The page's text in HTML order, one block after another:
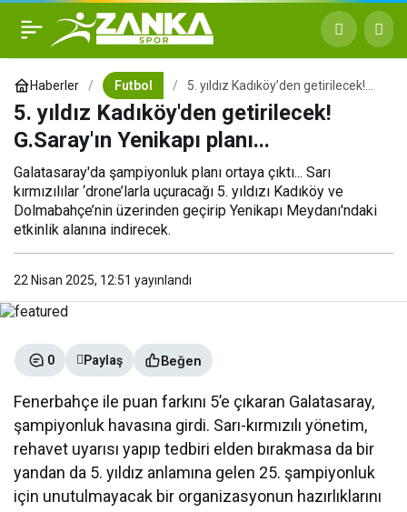
Haberler Futbol
5. yıldız Kadıköy’den getirilecek!
5. yıldız Kadıköy'den getirilecek!
G.Saray'ın Yenikapı planı...
Galatasaray'da şampiyonluk planı ortaya çıktı... Sarı
kırmızılılar ‘drone’larla uçuracağı 5. yıldızı Kadıköy ve
Dolmabahçe’nin üzerinden geçirip Yenikapı Meydanı'ndaki
etkinlik alanına indirecek.
22 Nisan 2025, 12:51 yayınlandı
0 Paylaş Beğen
Fenerbahçe ile puan farkını 5’e çıkaran Galatasaray,
şampiyonluk havasına girdi. Sarı-kırmızılı yönetim,
rehavet uyarısı yapıp tedbiri elden bırakmasa da bir
yandan da 5. yıldız anlamına gelen 25. şampiyonluk
için unutulmayacak bir organizasyonun hazırlıklarını
5. yıldız Kadıköy’den
getirilecek! G.Saray’ın
Yenikapı planı…